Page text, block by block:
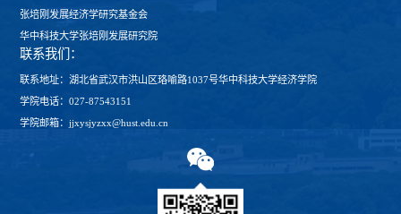
张培刚发展经济学研究基金会
华中科技大学张培刚发展研究院
联系我们：
联系地址：湖北省武汉市洪山区珞喻路1037号华中科技大学经济学院
学院电话：027-87543151
学院邮箱：jjxysjyzxx@hust.edu.cn